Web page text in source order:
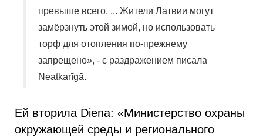
превыше всего. ... Жители Латвии могут
замёрзнуть этой зимой, но использовать
торф для отопления по-прежнему
запрещено», - с раздражением писала
Neatkarīgā.
Ей вторила Diena: «Министерство охраны
окружающей среды и регионального